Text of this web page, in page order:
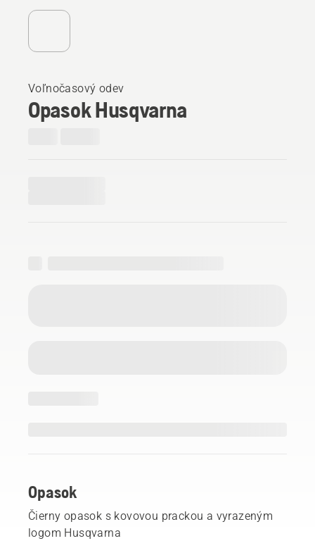
Voľnočasový odev
Opasok Husqvarna
Opasok
Čierny opasok s kovovou prackou a vyrazeným
logom Husqvarna